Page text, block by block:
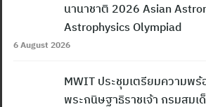
นานาชาติ 2026 Asian
Astrophysics Olympiad
6 August 2026
MWIT ประชุมเตรียมความพร้
พระกนิษฐาธิราชเจ้า กรมสมเ